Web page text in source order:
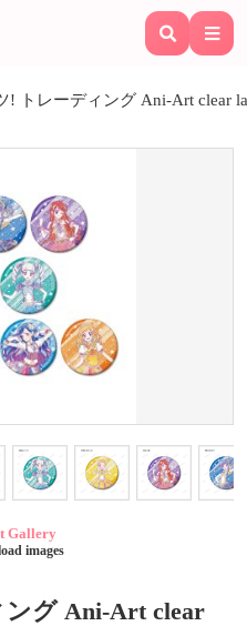
! トレーディング Ani-Art clear
Gallery
images
グ Ani-Art clear